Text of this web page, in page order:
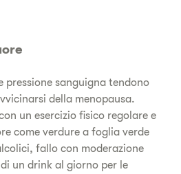
pressione sanguigna tendono
della menopausa.
un esercizio fisico regolare e
come verdure a foglia verde
fallo con moderazione
un drink al giorno per le